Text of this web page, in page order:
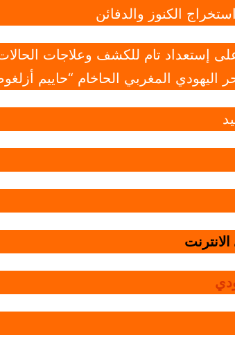
الكنوز والدفائن
على إستعداد تام للكشف وعلاجات
المغربي الحاخام “حاييم